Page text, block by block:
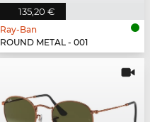
135,20 €
Ray-Ban
ROUND METAL - 001